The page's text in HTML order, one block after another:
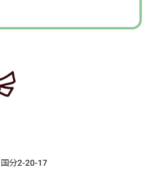
分2-20-17